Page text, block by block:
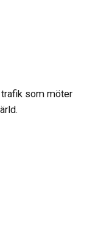
som möter